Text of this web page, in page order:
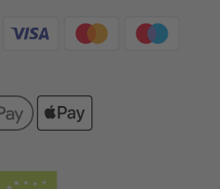
Zahlungsarten